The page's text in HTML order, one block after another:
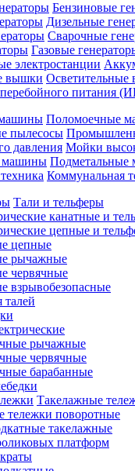
Бензиновые
Дизельные
Сварочные
Газовые
Осветительные
Поломоечные
Мойки
Коммунальная
Тали и тельферы
канатные и
цепные и
цепные
рычажные
червячные
взрывобезопасные
рычажные
червячные
барабанные
Такелажные
тележки поворотные
такелажные
платформ